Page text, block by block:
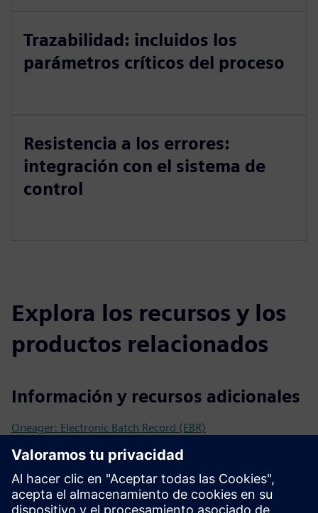
Trazabilidad: incluidos los
parámetros críticos del proceso
Resistencia a los errores:
integración con el sistema de
control
Explora los recursos y los
productos relacionados
Información y recursos adicionales
Oneager: Electronic Batch Record (EBR)
Implementar una EBR en la industria farmacéutica
Requisitos previos